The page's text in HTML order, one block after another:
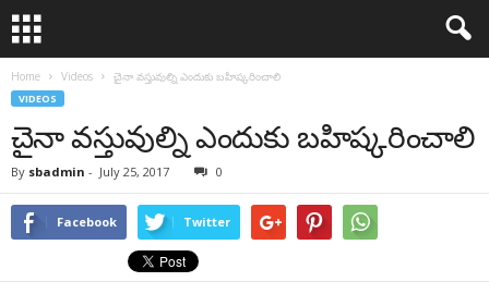
Home Videos చైనా వస్తువుల్ని ఎందుకు బహిష్కరించాలి
VIDEOS
చైనా వస్తువుల్ని ఎందుకు బహిష్కరించాలి
By sbadmin - July 25, 2017 0
Facebook Twitter